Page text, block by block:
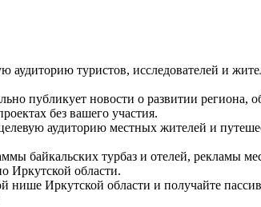
аудиторию туристов, исследователей и
публикует новости о развитии
без вашего участия.
аудиторию местных жителей и
байкальских турбаз и отелей, рекламы
Иркутской области.
нише Иркутской области и получайте